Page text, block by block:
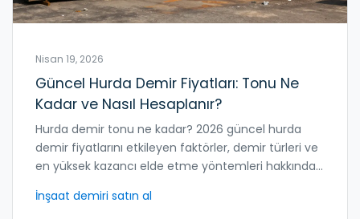
Nisan 19, 2026
Güncel Hurda Demir Fiyatları: Tonu Ne
Kadar ve Nasıl Hesaplanır?
Hurda demir tonu ne kadar? 2026 güncel hurda
demir fiyatlarını etkileyen faktörler, demir türleri ve
en yüksek kazancı elde etme yöntemleri hakkında
İnşaat demiri satın al